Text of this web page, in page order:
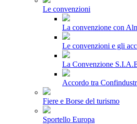
Le convenzioni
La convenzione con
Le convenzioni e gli
La Convenzione
Accordo tra
Fiere e Borse del turismo
Sportello Europa